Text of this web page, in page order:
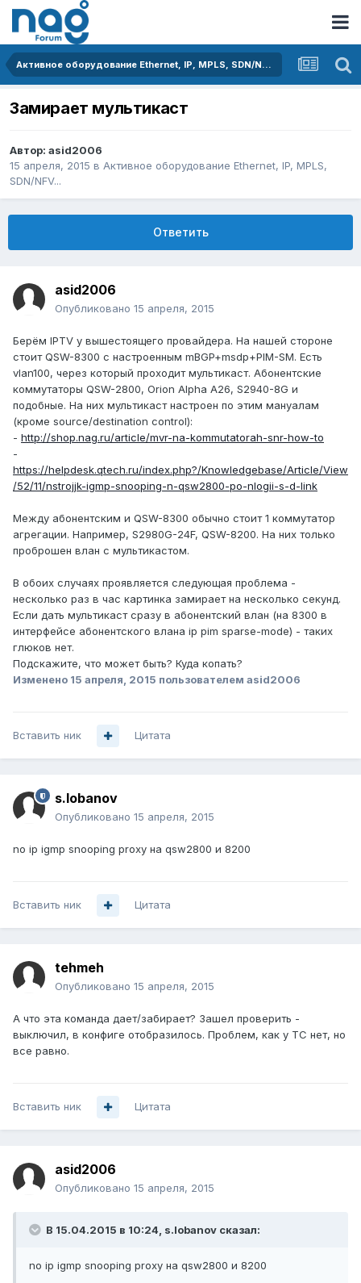
Активное оборудование Ethernet, IP, MPLS, SDN/NFV...
Замирает мультикаст
Автор: asid2006
15 апреля, 2015 в Активное оборудование Ethernet, IP, MPLS,
SDN/NFV...
Ответить
asid2006
Опубликовано 15 апреля, 2015
Берём IPTV у вышестоящего провайдера. На нашей стороне
стоит QSW-8300 с настроенным mBGP+msdp+PIM-SM. Есть
vlan100, через который проходит мультикаст. Абонентские
коммутаторы QSW-2800, Orion Alpha A26, S2940-8G и
подобные. На них мультикаст настроен по этим мануалам
(кроме source/destination control):
- http://shop.nag.ru/article/mvr-na-kommutatorah-snr-how-to
-
https://helpdesk.qtech.ru/index.php?/Knowledgebase/Article/View
/52/11/nstrojjk-igmp-snooping-n-qsw2800-po-nlogii-s-d-link
Между абонентским и QSW-8300 обычно стоит 1 коммутатор
агрегации. Например, S2980G-24F, QSW-8200. На них только
проброшен влан с мультикастом.
В обоих случаях проявляется следующая проблема -
несколько раз в час картинка замирает на несколько секунд.
Если дать мультикаст сразу в абонентский влан (на 8300 в
интерфейсе абонентского влана ip pim sparse-mode) - таких
глюков нет.
Подскажите, что может быть? Куда копать?
Изменено 15 апреля, 2015 пользователем asid2006
Вставить ник Цитата
s.lobanov
Опубликовано 15 апреля, 2015
no ip igmp snooping proxy на qsw2800 и 8200
Вставить ник Цитата
tehmeh
Опубликовано 15 апреля, 2015
А что эта команда дает/забирает? Зашел проверить -
выключил, в конфиге отобразилось. Проблем, как у ТС нет, но
все равно.
Вставить ник Цитата
asid2006
Опубликовано 15 апреля, 2015
В 15.04.2015 в 10:24, s.lobanov сказал:
no ip igmp snooping proxy на qsw2800 и 8200